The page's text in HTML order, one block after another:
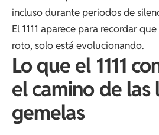
incluso durante periodos de
El 1111 aparece para recordar
roto, solo está evolucionando.
Lo que el 1111
el camino de las
gemelas